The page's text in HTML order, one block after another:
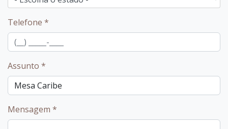
Telefone *
Assunto *
Mensagem *